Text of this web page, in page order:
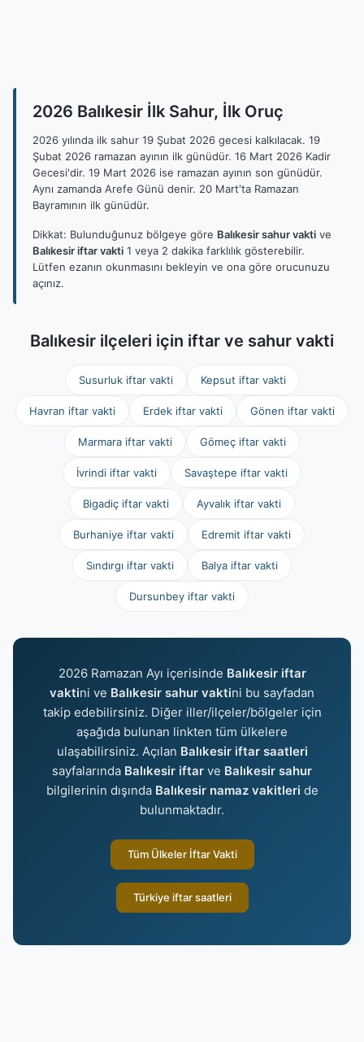
2026 Balıkesir İlk Sahur, İlk Oruç
2026 yılında ilk sahur 19 Şubat 2026 gecesi kalkılacak. 19
Şubat 2026 ramazan ayının ilk günüdür. 16 Mart 2026 Kadir
Gecesi'dir. 19 Mart 2026 ise ramazan ayının son günüdür.
Aynı zamanda Arefe Günü denir. 20 Mart'ta Ramazan
Bayramının ilk günüdür.
Dikkat: Bulunduğunuz bölgeye göre Balıkesir sahur vakti ve
Balıkesir iftar vakti 1 veya 2 dakika farklılık gösterebilir.
Lütfen ezanın okunmasını bekleyin ve ona göre orucunuzu
açınız.
Balıkesir ilçeleri için iftar ve sahur vakti
Susurluk iftar vakti Kepsut iftar vakti
Havran iftar vakti Erdek iftar vakti Gönen iftar vakti
Marmara iftar vakti Gömeç iftar vakti
İvrindi iftar vakti Savaştepe iftar vakti
Bigadiç iftar vakti Ayvalık iftar vakti
Burhaniye iftar vakti Edremit iftar vakti
Sındırgı iftar vakti Balya iftar vakti
Dursunbey iftar vakti
2026 Ramazan Ayı içerisinde Balıkesir iftar
vaktini ve Balıkesir sahur vaktini bu sayfadan
takip edebilirsiniz. Diğer iller/ilçeler/bölgeler için
aşağıda bulunan linkten tüm ülkelere
ulaşabilirsiniz. Açılan Balıkesir iftar saatleri
sayfalarında Balıkesir iftar ve Balıkesir sahur
bilgilerinin dışında Balıkesir namaz vakitleri de
bulunmaktadır.
Tüm Ülkeler İftar Vakti
Türkiye iftar saatleri